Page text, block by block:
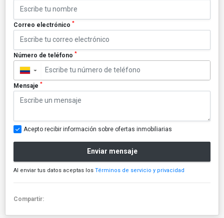
Correo electrónico *
Número de teléfono *
▼
Mensaje *
Acepto recibir información sobre ofertas inmobiliarias
Enviar mensaje
Al enviar tus datos aceptas los Términos de servicio y privacidad
Compartir: